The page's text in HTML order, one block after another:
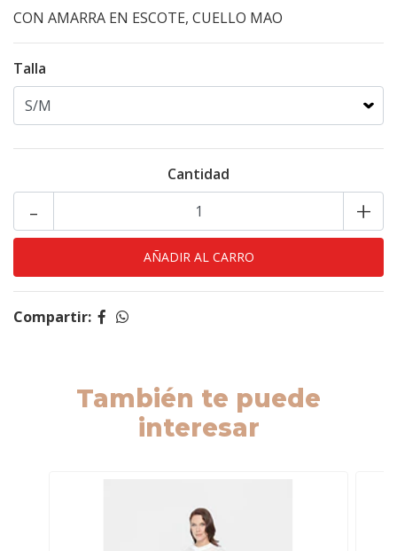
CON AMARRA EN ESCOTE, CUELLO MAO
Talla
Cantidad
+
-
Compartir:
También te puede
interesar